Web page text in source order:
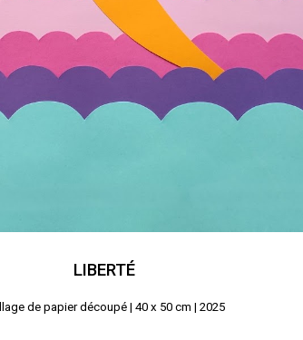
LIBERTÉ
de papier découpé | 40 x 50 cm | 2025